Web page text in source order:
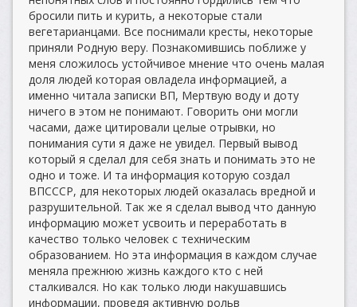
бросили пить и курить, а некоторые стали
вегетарианцами. Все поснимали кресты, некоторые
приняли Родную веру. Познакомившись поближе у
меня сложилось устойчивое мнение что очень малая
доля людей которая овладела информацией, а
именно читала записки ВП, Мертвую воду и доту
ничего в этом не понимают. Говорить они могли
часами, даже цитировали целые отрывки, но
понимания сути я даже не увидел. Первый вывод
который я сделал для себя знать и понимать это не
одно и тоже. И та информация которую создал
ВПСССР, для некоторых людей оказалась вредной и
разрушительной. Так же я сделал вывод что данную
информацию может усвоить и переработать в
качество только человек с техническим
образованием. Но эта информация в каждом случае
меняла прежнюю жизнь каждого кто с ней
сталкивался. Но как только люди накушавшись
информации, проведя активную рольв